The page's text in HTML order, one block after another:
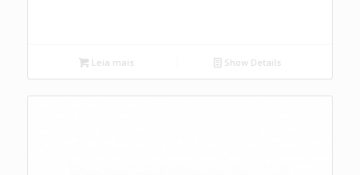
Leia mais Show Details